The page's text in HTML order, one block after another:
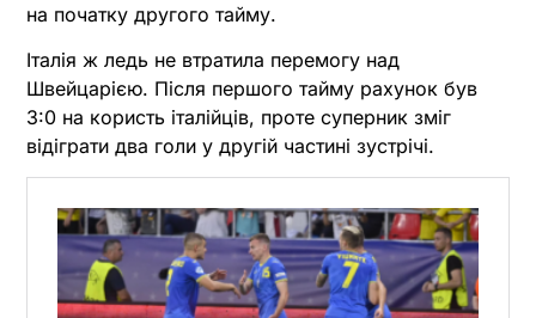
на початку другого тайму.
Італія ж ледь не втратила перемогу над
Швейцарією. Після першого тайму рахунок був
3:0 на користь італійців, проте суперник зміг
відіграти два голи у другій частині зустрічі.